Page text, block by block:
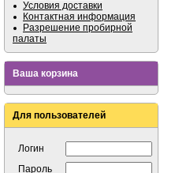
Условия доставки
Контактная информация
Разрешение пробирной
палаты
Ваша корзина
Для пользователей
Логин
Пароль